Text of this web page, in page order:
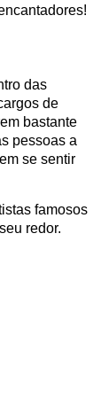
das
de
bastante
pessoas a
se sentir
famosos
redor.